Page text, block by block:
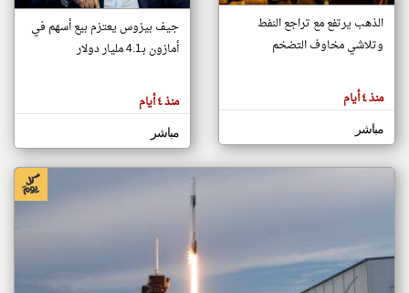
مصادر الأخبار من سلطنة عُمان
اخبار سلطنة عُمان على مدار الساعة
أهم اخبار سلطنة عُمان العاجلة والمباشرة
المقالات
الموجوده
هنا عن
وجهة
نظر
كاتبيها.
الذهب يرتفع مع تراجع النفط
وتلاشي مخاوف التضخم
منذ ٤ أيام
مباشر
جيف بيزوس يعتزم بيع أسهم في
أمازون بـ4.1 مليار دولار
منذ ٤ أيام
مباشر
klyoum.com